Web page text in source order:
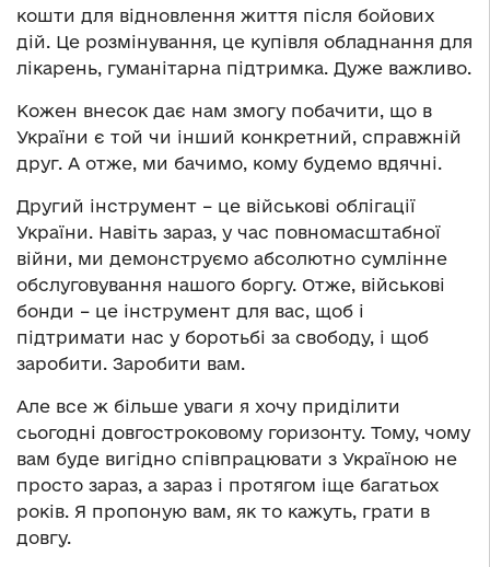
кошти для відновлення життя після бойових
дій. Це розмінування, це купівля обладнання для
лікарень, гуманітарна підтримка. Дуже важливо.
Кожен внесок дає нам змогу побачити, що в
України є той чи інший конкретний, справжній
друг. А отже, ми бачимо, кому будемо вдячні.
Другий інструмент – це військові облігації
України. Навіть зараз, у час повномасштабної
війни, ми демонструємо абсолютно сумлінне
обслуговування нашого боргу. Отже, військові
бонди – це інструмент для вас, щоб і
підтримати нас у боротьбі за свободу, і щоб
заробити. Заробити вам.
Але все ж більше уваги я хочу приділити
сьогодні довгостроковому горизонту. Тому, чому
вам буде вигідно співпрацювати з Україною не
просто зараз, а зараз і протягом іще багатьох
років. Я пропоную вам, як то кажуть, грати в
довгу.